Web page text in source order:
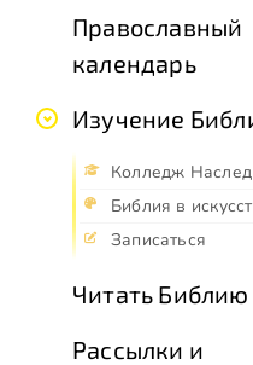
Православный
календарь
Изучение
Колледж
Библия в
Записаться
Читать Библию
Рассылки и